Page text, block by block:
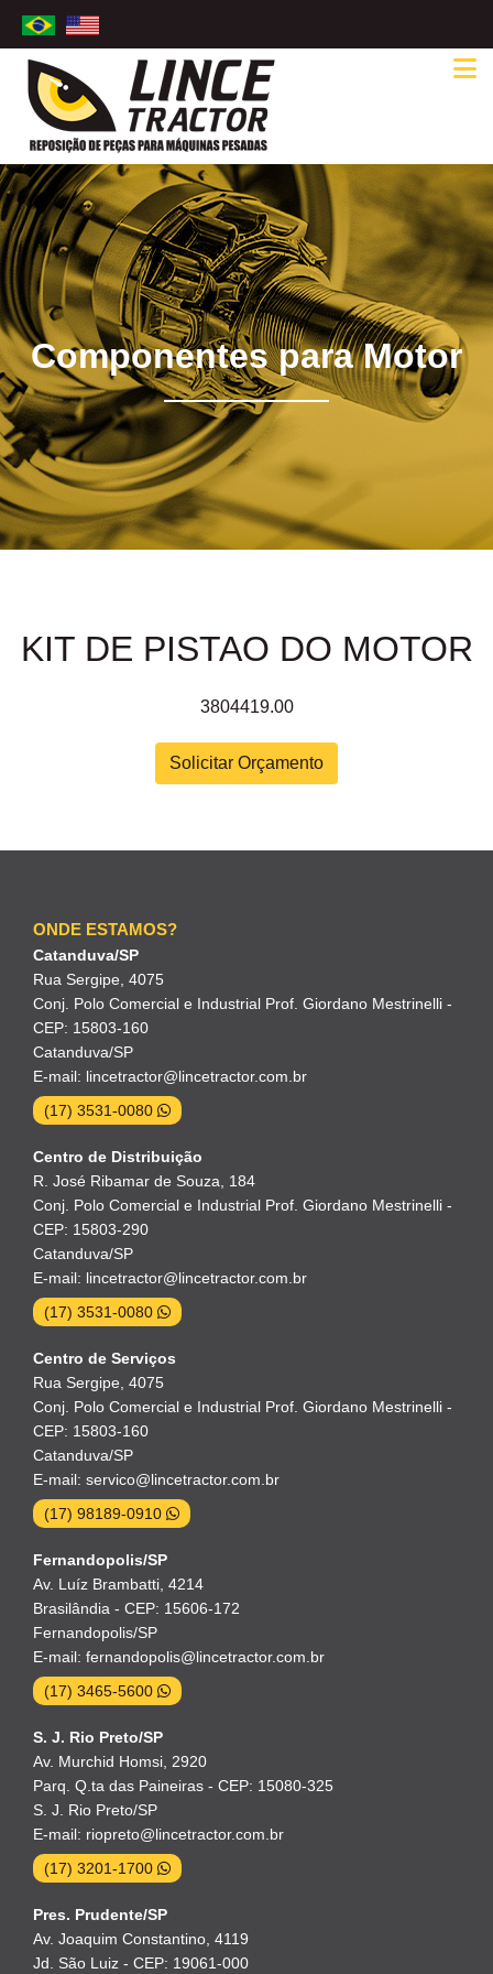
Componentes para Motor
KIT DE PISTAO DO MOTOR
3804419.00
Solicitar Orçamento
ONDE ESTAMOS?
Catanduva/SP
Rua Sergipe, 4075
Conj. Polo Comercial e Industrial Prof. Giordano Mestrinelli -
CEP: 15803-160
Catanduva/SP
E-mail: lincetractor@lincetractor.com.br
(17) 3531-0080
Centro de Distribuição
R. José Ribamar de Souza, 184
Conj. Polo Comercial e Industrial Prof. Giordano Mestrinelli -
CEP: 15803-290
Catanduva/SP
E-mail: lincetractor@lincetractor.com.br
(17) 3531-0080
Centro de Serviços
Rua Sergipe, 4075
Conj. Polo Comercial e Industrial Prof. Giordano Mestrinelli -
CEP: 15803-160
Catanduva/SP
E-mail: servico@lincetractor.com.br
(17) 98189-0910
Fernandopolis/SP
Av. Luíz Brambatti, 4214
Brasilândia - CEP: 15606-172
Fernandopolis/SP
E-mail: fernandopolis@lincetractor.com.br
(17) 3465-5600
S. J. Rio Preto/SP
Av. Murchid Homsi, 2920
Parq. Q.ta das Paineiras - CEP: 15080-325
S. J. Rio Preto/SP
E-mail: riopreto@lincetractor.com.br
(17) 3201-1700
Pres. Prudente/SP
Av. Joaquim Constantino, 4119
Jd. São Luiz - CEP: 19061-000